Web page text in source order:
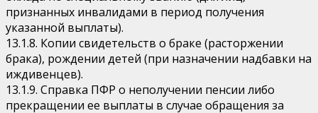
признанных инвалидами в период получения
указанной выплаты).
13.1.8. Копии свидетельств о браке (расторжении
брака), рождении детей (при назначении надбавки на
иждивенцев).
13.1.9. Справка ПФР о неполучении пенсии либо
прекращении ее выплаты в случае обращения за